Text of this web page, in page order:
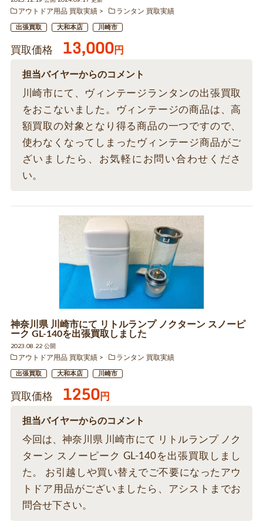
アウトドア用品 買取実績
ランタン 買取実績
出張買取 大和本店 川崎市
買取価格 13,000円
担当バイヤーからのコメント
川崎市にて、ヴィンテージランタンの出張買取
をおこないました。ヴィンテージの商品は、高
額買取の対象となり得る商品の一つですので、
使わなくなってしまったヴィンテージ商品がご
ざいましたら、お気軽にお問い合わせくださ
い。
神奈川県 川崎市にて リトルランプ ノクターン スノーピ
ーク GL-140を出張買取しました
2023.08.22 公開
アウトドア用品 買取実績
ランタン 買取実績
出張買取 大和本店 川崎市
買取価格 1250円
担当バイヤーからのコメント
今回は、神奈川県 川崎市にて リトルランプ ノク
ターン スノーピーク GL-140を出張買取しまし
た。 お引越しや買い替えでご不要になったアウ
トドア用品がございましたら、アシストまでお
問合せ下さい。